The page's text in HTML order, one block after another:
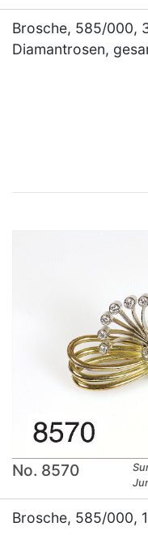
Brosche, 585/000,
Diamantrosen,
No. 8570
Brosche, 585/000,